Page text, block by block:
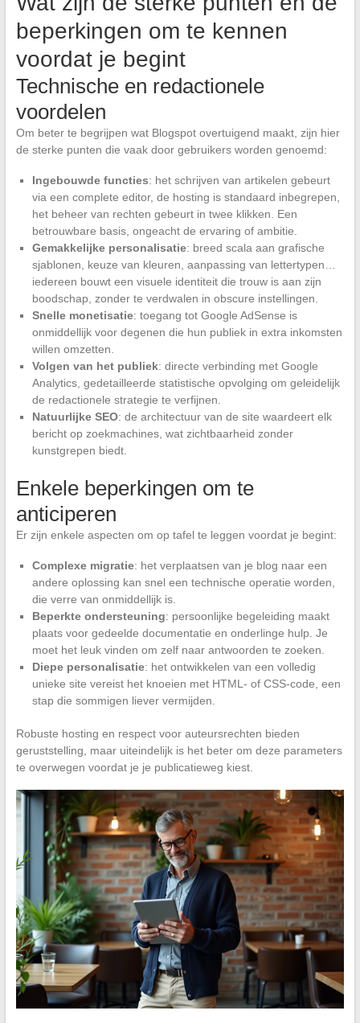
beperkingen om te kennen
voordat je begint
Technische en redactionele
voordelen
Om beter te begrijpen wat Blogspot overtuigend maakt, zijn hier
de sterke punten die vaak door gebruikers worden genoemd:
Ingebouwde functies: het schrijven van artikelen gebeurt
via een complete editor, de hosting is standaard inbegrepen,
het beheer van rechten gebeurt in twee klikken. Een
betrouwbare basis, ongeacht de ervaring of ambitie.
Gemakkelijke personalisatie: breed scala aan grafische
sjablonen, keuze van kleuren, aanpassing van lettertypen…
iedereen bouwt een visuele identiteit die trouw is aan zijn
boodschap, zonder te verdwalen in obscure instellingen.
Snelle monetisatie: toegang tot Google AdSense is
onmiddellijk voor degenen die hun publiek in extra inkomsten
willen omzetten.
Volgen van het publiek: directe verbinding met Google
Analytics, gedetailleerde statistische opvolging om geleidelijk
de redactionele strategie te verfijnen.
Natuurlijke SEO: de architectuur van de site waardeert elk
bericht op zoekmachines, wat zichtbaarheid zonder
kunstgrepen biedt.
Enkele beperkingen om te
anticiperen
Er zijn enkele aspecten om op tafel te leggen voordat je begint:
Complexe migratie: het verplaatsen van je blog naar een
andere oplossing kan snel een technische operatie worden,
die verre van onmiddellijk is.
Beperkte ondersteuning: persoonlijke begeleiding maakt
plaats voor gedeelde documentatie en onderlinge hulp. Je
moet het leuk vinden om zelf naar antwoorden te zoeken.
Diepe personalisatie: het ontwikkelen van een volledig
unieke site vereist het knoeien met HTML- of CSS-code, een
stap die sommigen liever vermijden.
Robuste hosting en respect voor auteursrechten bieden
geruststelling, maar uiteindelijk is het beter om deze parameters
te overwegen voordat je je publicatieweg kiest.